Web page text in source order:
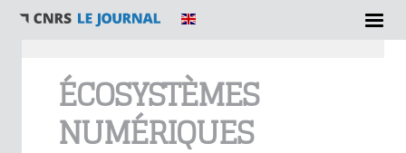
ÉCOSYSTÈMES
NUMÉRIQUES